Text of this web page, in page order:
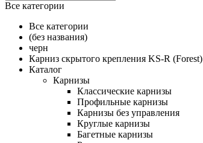
Все категории
Все категории
(без названия)
черн
Карниз скрытого крепления KS-R (Forest)
Каталог
Карнизы
Классические карнизы
Профильные карнизы
Карнизы без управления
Круглые карнизы
Багетные карнизы